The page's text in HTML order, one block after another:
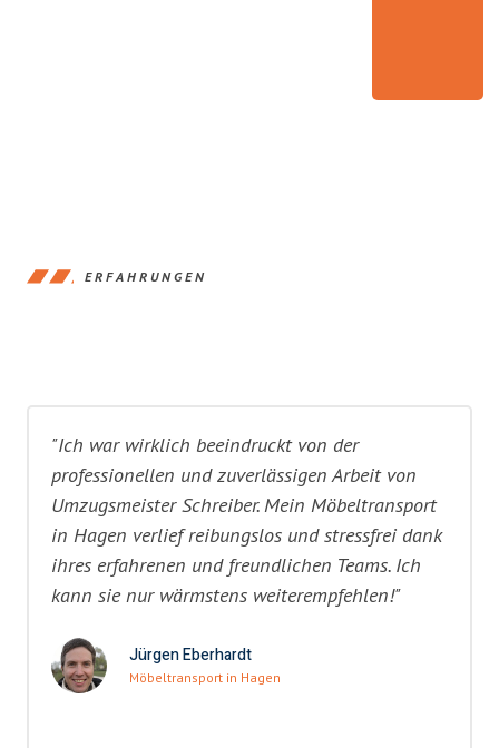
ERFAHRUNGEN
"Ich war wirklich beeindruckt von der
professionellen und zuverlässigen Arbeit von
Umzugsmeister Schreiber. Mein Möbeltransport
in Hagen verlief reibungslos und stressfrei dank
ihres erfahrenen und freundlichen Teams. Ich
kann sie nur wärmstens weiterempfehlen!"
Jürgen Eberhardt
Möbeltransport in Hagen